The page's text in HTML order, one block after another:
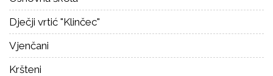
Dječji vrtić "Klinčec"
Vjenčani
Kršteni